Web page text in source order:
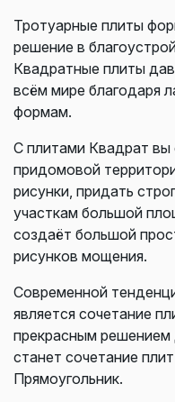
Тротуарные плиты
решение в
Квадратные плиты
всём мире благодаря
формам.
С плитами Квадрат
придомовой
рисунки, придать
участкам большой
создаёт большой
рисунков мощения.
Современной
является сочетание
прекрасным решением
станет сочетание
Прямоугольник.